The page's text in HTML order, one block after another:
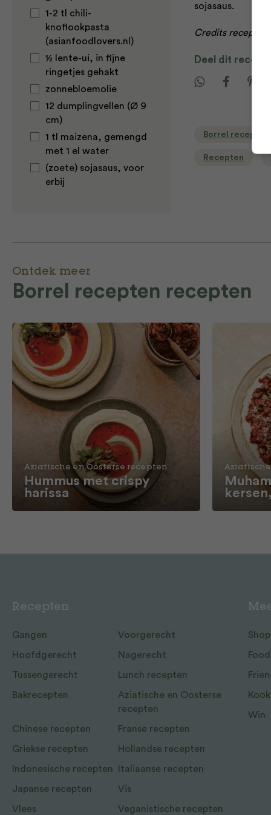
1-2 tl chili-
knoflookpasta
(asianfoodlovers.nl)
½ lente-ui, in fijne
ringetjes gehakt
zonnebloemolie
12 dumplingvellen (Ø 9
cm)
1 tl maizena, gemengd
met 1 el water
(zoete) sojasaus, voor
erbij
sojasaus.
Credits
Deel dit recept
Borrel recepten
Recepten
Ontdek meer
Borrel recepten recepten
Aziatische en Oosterse recepten
Hummus met crispy
harissa
Recepten
Gangen Voorgerecht
Hoofdgerecht Nagerecht
Tussengerecht Lunch recepten
Bakrecepten
Aziatische en Oosterse
recepten
Chinese recepten Franse recepten
Griekse recepten Hollandse recepten
Indonesische recepten Italiaanse recepten
Japanse recepten Vis
Vlees Veganistische recepten
Shop
Win